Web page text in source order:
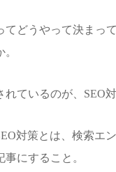
てどうやって決まっ
ているのが、SEO対
対策とは、検索エ
にすること。